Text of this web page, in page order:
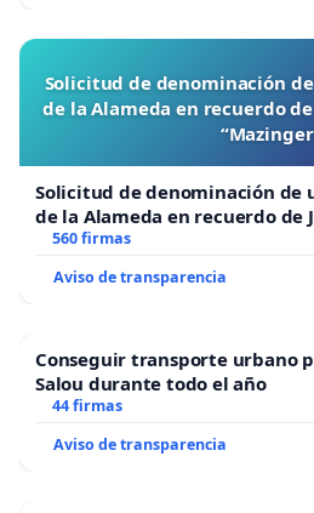
Solicitud de denominación
de la Alameda en recuerdo
Solicitud de denominación de
de la Alameda en recuerdo de
“Mazinger”
560 firmas
Aviso de transparencia
Conseguir transporte urbano
Salou durante todo el año
44 firmas
Aviso de transparencia